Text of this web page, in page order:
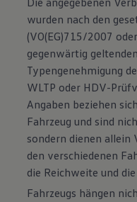
wurden nach den
(VO(EG)715/2007
gegenwärtig
Typengenehmigung
WLTP oder HDV-
Angaben beziehen
Fahrzeug und sind
sondern dienen allein
den verschiedenen
die Reichweite und die
Fahrzeugs hängen